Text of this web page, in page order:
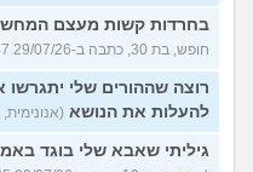
בחרדות קשות מעצם
חופש, בת 30, כתבה ב-29/07/26 17:47)
רוצה שההורים שלי
להעלות את הנושא (אנונימית, בת 23, כתבה ב-29/
גיליתי שאבא שלי בוגד